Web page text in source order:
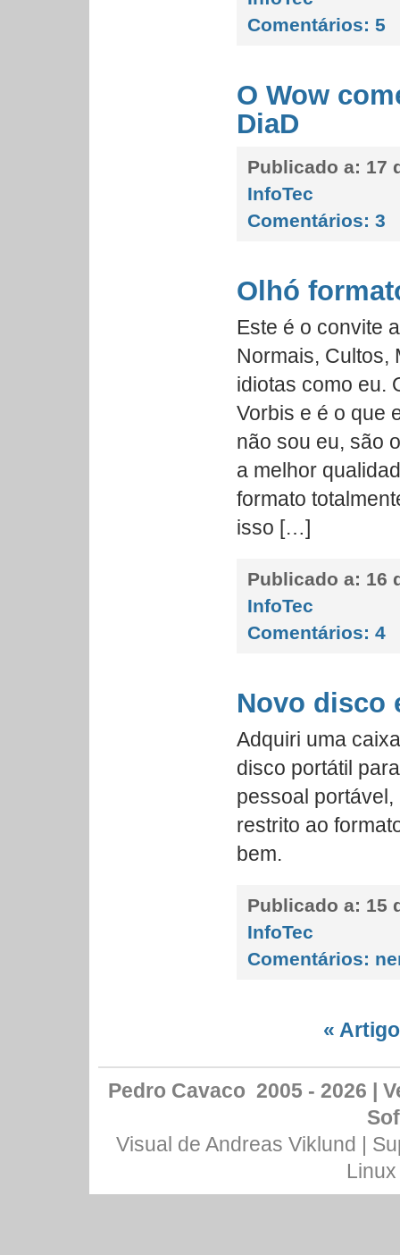
Comentários: 5
O Wow
DiaD
Publicado a: 17
InfoTec
Comentários: 3
Olhó
Este é o convite
Normais, Cultos,
idiotas como eu.
Vorbis e é o que
não sou eu, são
a melhor
formato
isso […]
Publicado a: 16
InfoTec
Comentários: 4
Novo disco
Adquiri uma
disco portátil
pessoal
restrito ao
bem.
Publicado a: 15
InfoTec
Comentários:
«
Pedro Cavaco 2005 - 2026 |
Visual de Andreas Viklund |
Linux